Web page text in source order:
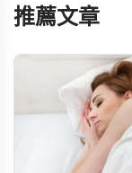
推薦文章